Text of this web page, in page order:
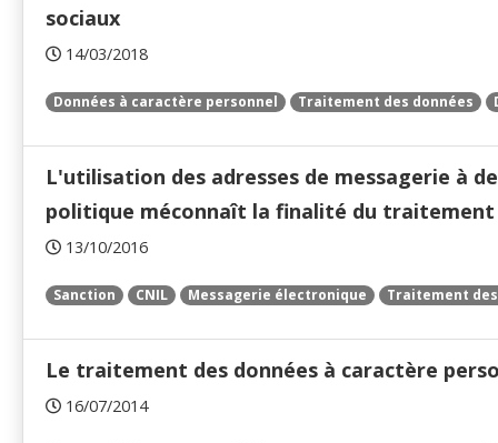
sociaux
14/03/2018
Données à caractère personnel Traitement des données
L'utilisation des adresses de messagerie à
politique méconnaît la finalité du traitement
13/10/2016
Sanction CNIL Messagerie électronique Traitement
Le traitement des données à caractère
16/07/2014